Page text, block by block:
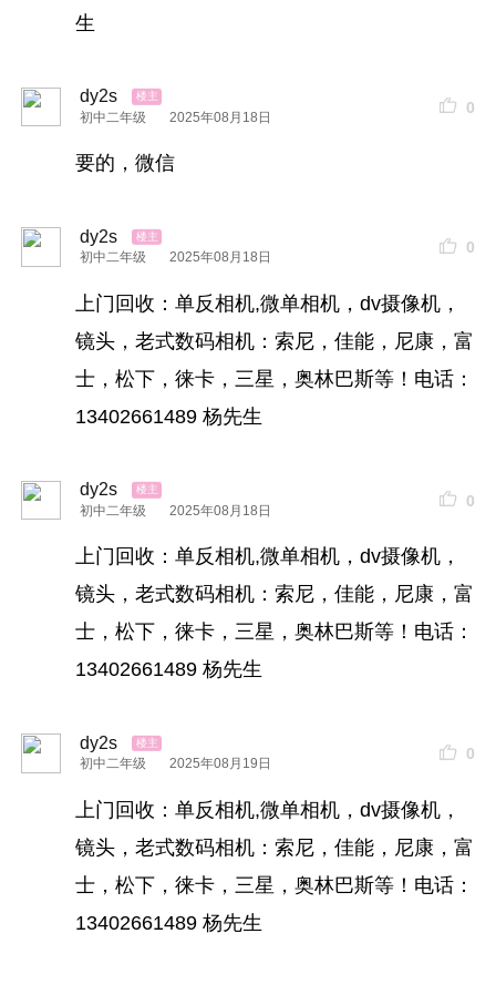
生
dy2s
初中二年级 2025年08月18日
0
要的，微信
dy2s
初中二年级 2025年08月18日
0
上门回收：单反相机,微单相机，dv摄像机，
镜头，老式数码相机：索尼，佳能，尼康，富
士，松下，徕卡，三星，奥林巴斯等！电话：
13402661489 杨先生
dy2s
初中二年级 2025年08月18日
0
上门回收：单反相机,微单相机，dv摄像机，
镜头，老式数码相机：索尼，佳能，尼康，富
士，松下，徕卡，三星，奥林巴斯等！电话：
13402661489 杨先生
dy2s
初中二年级 2025年08月19日
0
上门回收：单反相机,微单相机，dv摄像机，
镜头，老式数码相机：索尼，佳能，尼康，富
士，松下，徕卡，三星，奥林巴斯等！电话：
13402661489 杨先生